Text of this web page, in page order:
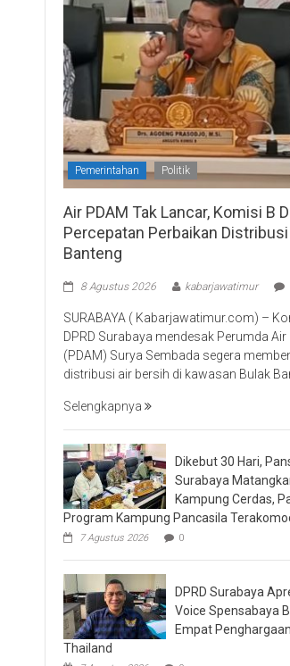
Pemerintahan Politik
Air PDAM Tak Lancar, Komisi B
Percepatan Perbaikan
Banteng
8 Agustus 2026 kabarjawatimur
SURABAYA ( Kabarjawatimur.com) –
DPRD Surabaya mendesak Perumda
(PDAM) Surya Sembada segera
distribusi air bersih di kawasan Bulak
Selengkapnya
Dikebut 30 Hari,
Surabaya
Kampung Cerdas,
Program Kampung Pancasila
7 Agustus 2026 0
DPRD Surabaya
Voice Spensabaya
Empat
Thailand